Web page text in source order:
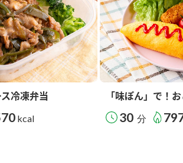
冷凍弁当
kcal
「味ぽん」で！
30 分